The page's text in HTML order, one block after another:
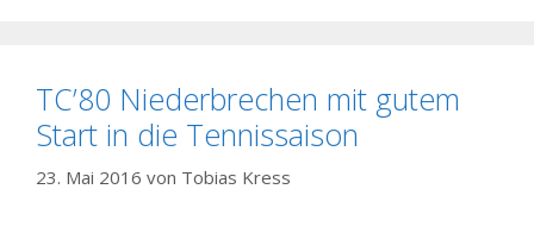
TC’80 Niederbrechen mit gutem
Start in die Tennissaison
23. Mai 2016 von Tobias Kress